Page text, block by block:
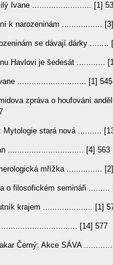
Ivane ......................... [1]
k narozeninám .................
se dávají dárky ........
Havlovi je šedesát ............
............................. [1] 545
zpráva o houfování
Mytologie stará nová ..........
................................ [4] 563
mřížka ...............
o filosofickém semináři .........
krajem ..................... [1]
[14] 577
Černý: Akce SÁVA